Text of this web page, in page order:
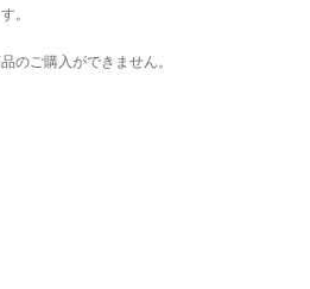
。
のご購入ができません。